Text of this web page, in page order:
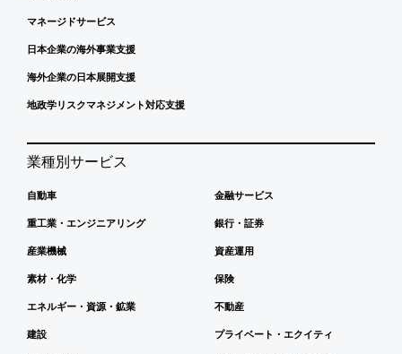
マネージドサービス
日本企業の海外事業支援
海外企業の日本展開支援
地政学リスクマネジメント対応支援
業種別サービス
自動車
重工業・エンジニアリング
産業機械
素材・化学
エネルギー・資源・鉱業
建設
金融サービス
銀行・証券
資産運用
保険
不動産
プライベート・エクイティ